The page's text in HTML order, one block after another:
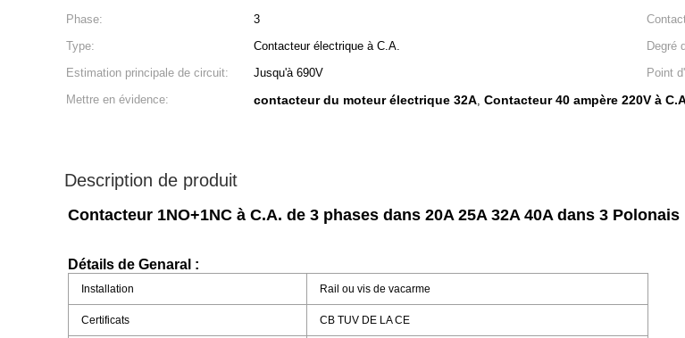
Phase:
3
Type:
Contacteur électrique à C.A. Degré
Estimation principale de circuit:
Jusqu'à 690V Point
Mettre en évidence:
contacteur du moteur électrique 32A, Contacteur 40 ampère 220V à
Description de produit
Contacteur 1NO+1NC à C.A. de 3 phases dans 20A 25A 32A 40A dans 3 Polonais
Détails de Genaral :
Installation Rail ou vis de vacarme
Certificats CB TUV DE LA CE